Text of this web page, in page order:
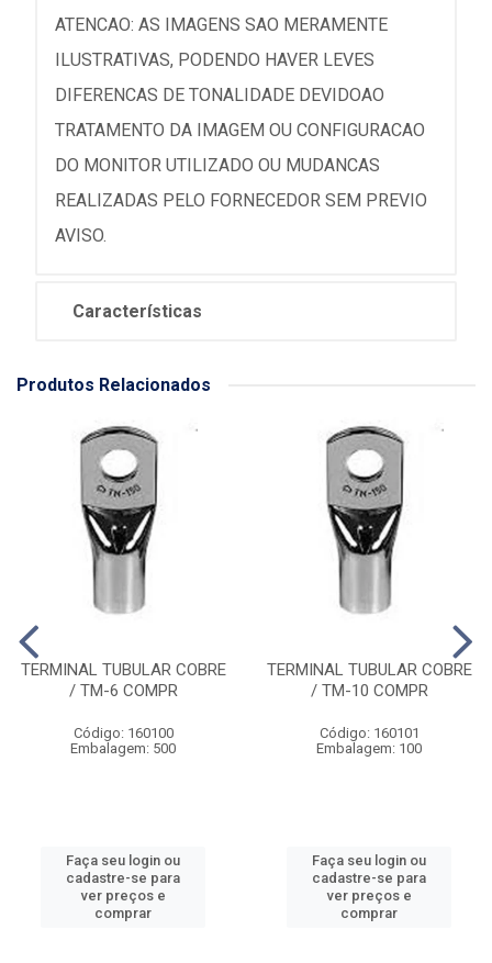
ATENCAO: AS IMAGENS SAO MERAMENTE
ILUSTRATIVAS, PODENDO HAVER LEVES
DIFERENCAS DE TONALIDADE DEVIDOAO
TRATAMENTO DA IMAGEM OU CONFIGURACAO
DO MONITOR UTILIZADO OU MUDANCAS
REALIZADAS PELO FORNECEDOR SEM PREVIO
AVISO.
Características
Produtos Relacionados
TERMINAL TUBULAR COBRE
/ TM-6 COMPR
Código: 160100
Embalagem: 500
Faça seu login ou
cadastre-se para
ver preços e
comprar
TERMINAL TUBULAR COBRE
/ TM-10 COMPR
Código: 160101
Embalagem: 100
Faça seu login ou
cadastre-se para
ver preços e
comprar